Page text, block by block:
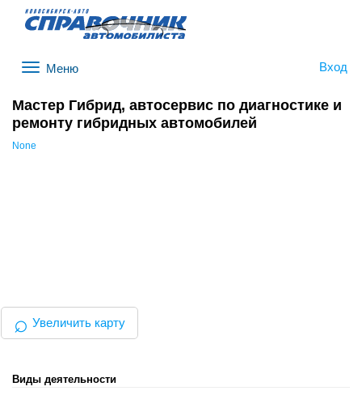
Вход
Мастер Гибрид, автосервис по диагностике и
ремонту гибридных автомобилей
None
⌕ Увеличить карту
Виды деятельности